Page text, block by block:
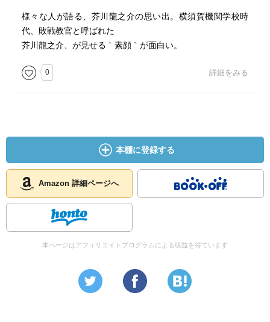
様々な人が語る、芥川龍之介の思い出。横須賀機関学校時
代、敗戦教官と呼ばれた
芥川龍之介、が見せる｀素顔｀が面白い。
0 詳細をみる
本棚に登録する
Amazon 詳細ページへ
本ページはアフィリエイトプログラムによる収益を得ています